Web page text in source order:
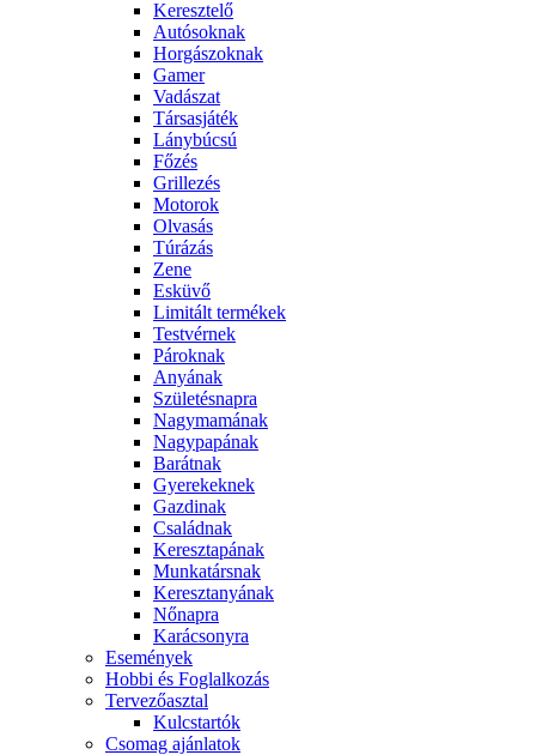
Keresztelő
Autósoknak
Horgászoknak
Gamer
Vadászat
Társasjáték
Lánybúcsú
Főzés
Grillezés
Motorok
Olvasás
Túrázás
Zene
Esküvő
Limitált termékek
Testvérnek
Pároknak
Anyának
Születésnapra
Nagymamának
Nagypapának
Barátnak
Gyerekeknek
Gazdinak
Családnak
Keresztapának
Munkatársnak
Keresztanyának
Nőnapra
Karácsonyra
Események
Hobbi és Foglalkozás
Tervezőasztal
Kulcstartók
Csomag ajánlatok